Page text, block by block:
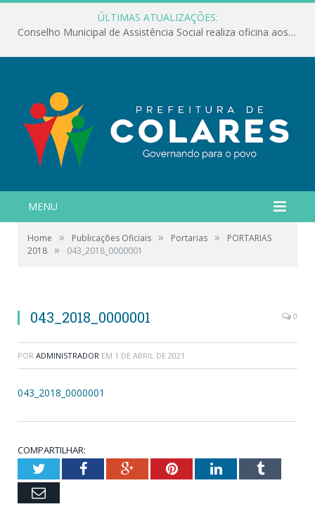
ÚLTIMAS ATUALIZAÇÕES:
Conselho Municipal de Assistência Social realiza oficina aos servidores
MENU
Home » Publicações Oficiais » Portarias »
PORTARIAS
2018 » 043_2018_0000001
043_2018_0000001 0
POR ADMINISTRADOR EM 1 DE ABRIL DE 2021
043_2018_0000001
COMPARTILHAR:
TwitterFacebookGoogle+PinterestLinkedInTumblr
Email